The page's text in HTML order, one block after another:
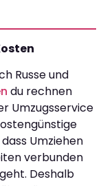
Russe und
du rechnen
Umzugsservice
Umziehen
verbunden
Deshalb